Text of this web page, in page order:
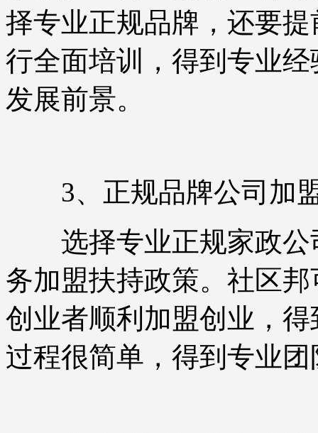
择专业正规品牌，还要
行全面培训，得到专业
发展前景。
3、正规品牌公司加
选择专业正规家政公
务加盟扶持政策。社区
创业者顺利加盟创业，
过程很简单，得到专业